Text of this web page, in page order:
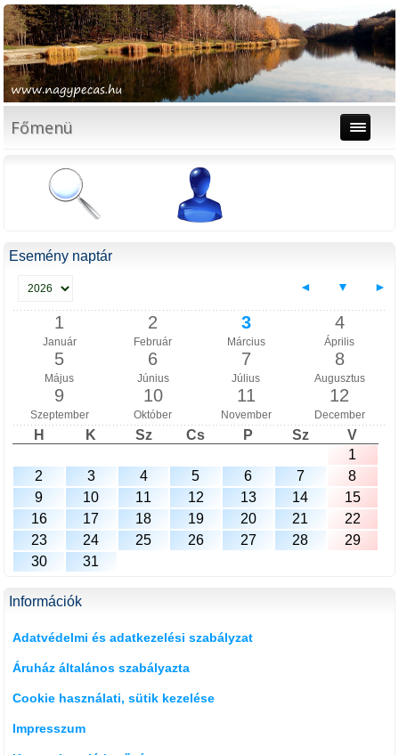
Főmenü
Esemény naptár
◄ ▼ ►
1
Január
2
Február
3
Március
4
Április
5
Május
6
Június
7
Július
8
Augusztus
9
Szeptember
10
Október
11
November
12
December
H K Sz Cs P Sz
V
1
2
3 4 5 6 7
8
9
10 11 12 13 14
15
16
17 18 19 20 21
22
23
24 25 26 27 28
29
30
31
Információk
Adatvédelmi és adatkezelési szabályzat
Áruház általános szabályazta
Cookie használati, sütik kezelése
Impresszum